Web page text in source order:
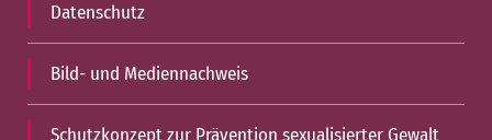
Datenschutz
Bild- und Mediennachweis